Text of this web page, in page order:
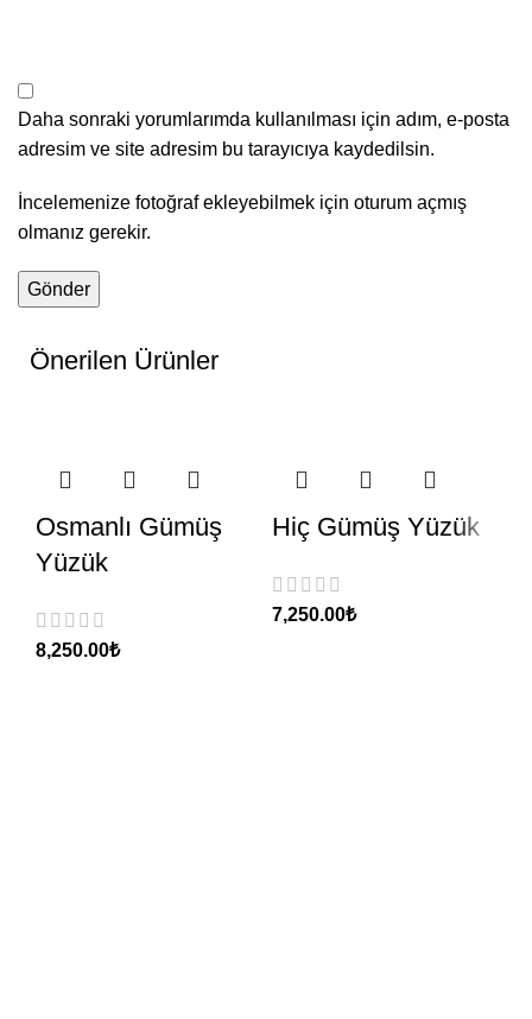
Daha sonraki yorumlarımda kullanılması için adım, e-posta
adresim ve site adresim bu tarayıcıya kaydedilsin.
İncelemenize fotoğraf ekleyebilmek için oturum açmış
olmanız gerekir.
Önerilen Ürünler
Osmanlı Gümüş
Yüzük
₺
Hiç Gümüş Yüzük
₺